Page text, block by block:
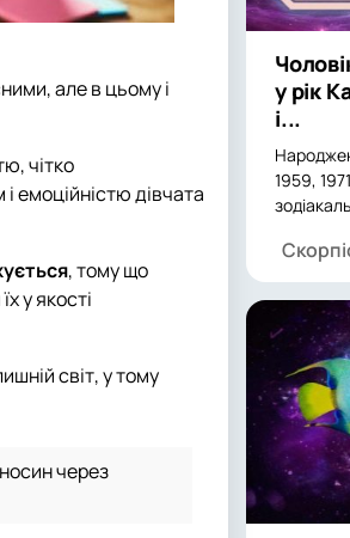
але в цьому і
чітко
емоційністю дівчата
, тому що
у якості
світ, у тому
через
у рік
і...
1959,